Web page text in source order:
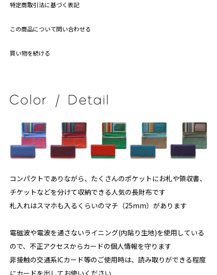
特定商取引法に基づく表記
この商品について問い合わせる
買い物を続ける
コンパクトでありながら、たくさんのポケットにお札や領収書、
チケットなどを分けて収納できる人気の長財布です
札入れはスマホも入るくらいのマチ（25mm）があります
電磁波や電波を通さないライニング(内貼り生地)を使用している
ので、不正アクセスからカードの個人情報を守ります
非接触の交通系ICカード等のご使用時は、読み取りができる程度
にカードを出してお使いください